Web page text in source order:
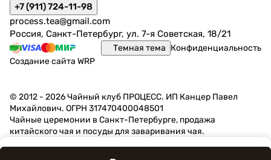
+7 (911) 724-11-98
process.tea@gmail.com
Россия, Санкт-Петербург, ул. 7-я Советская, 18/21
Темная тема Конфиденциальность
Создание сайта WRP
© 2012 - 2026 Чайный клуб ПРОЦЕСС. ИП Канцер Павел
Михайлович. ОГРН 317470400048501
Чайные церемонии в Санкт-Петербурге, продажа
китайского чая и посуды для заваривания чая.